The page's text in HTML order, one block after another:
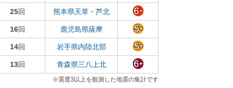
25回 熊本県天草・芦北
16回 鹿児島県薩摩
14回 岩手県内陸北部
13回 青森県三八上北
※震度3以上を観測した地震の集計です